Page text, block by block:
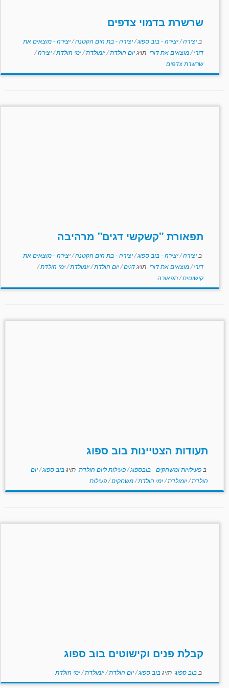
שרשרת בדמוי צדפים
ב יצירה/יצירה - בוב ספוג/יצירה - בת הים הקטנה/יצירה - מוצאים את
דורי/מוצאים את דורי תויגיום הולדת/יומולדת/ימי הולדת/יצירה/
שרשרת צדפים
תפאורת "קשקשי דגים" מרהיבה
ב יצירה/יצירה - בוב ספוג/יצירה - בת הים הקטנה/יצירה - מוצאים את
דורי/מוצאים את דורי תויגדגים/יום הולדת/יומולדת/ימי הולדת/
קישוטים/תפאורה
תעודות הצטיינות בוב ספוג
ב פעילויות ומשחקים - בובספוג/פעילות ליום הולדת תויגבוב ספוג/יום
הולדת/יומולדת/ימי הולדת/משחקים/פעילות
קבלת פנים וקישוטים בוב ספוג
ב בוב ספוג תויגבוב ספוג/יום הולדת/יומולדת/ימי הולדת